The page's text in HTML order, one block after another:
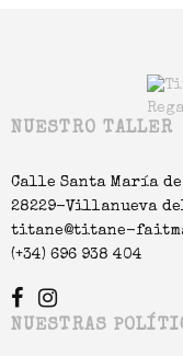
NUESTRO TALLER
Calle Santa María
28229-Villanueva
titane@titane-
(+34) 696 938 404
NUESTRAS